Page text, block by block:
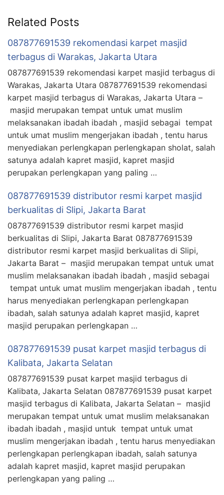
Related Posts
087877691539 rekomendasi karpet masjid
terbagus di Warakas, Jakarta Utara
087877691539 rekomendasi karpet masjid terbagus di
Warakas, Jakarta Utara 087877691539 rekomendasi
karpet masjid terbagus di Warakas, Jakarta Utara –
masjid merupakan tempat untuk umat muslim
melaksanakan ibadah ibadah , masjid sebagai tempat
untuk umat muslim mengerjakan ibadah , tentu harus
menyediakan perlengkapan perlengkapan sholat, salah
satunya adalah kapret masjid, kapret masjid
perupakan perlengkapan yang paling …
087877691539 distributor resmi karpet masjid
berkualitas di Slipi, Jakarta Barat
087877691539 distributor resmi karpet masjid
berkualitas di Slipi, Jakarta Barat 087877691539
distributor resmi karpet masjid berkualitas di Slipi,
Jakarta Barat – masjid merupakan tempat untuk umat
muslim melaksanakan ibadah ibadah , masjid sebagai
tempat untuk umat muslim mengerjakan ibadah , tentu
harus menyediakan perlengkapan perlengkapan
ibadah, salah satunya adalah kapret masjid, kapret
masjid perupakan perlengkapan …
087877691539 pusat karpet masjid terbagus di
Kalibata, Jakarta Selatan
087877691539 pusat karpet masjid terbagus di
Kalibata, Jakarta Selatan 087877691539 pusat karpet
masjid terbagus di Kalibata, Jakarta Selatan – masjid
merupakan tempat untuk umat muslim melaksanakan
ibadah ibadah , masjid untuk tempat untuk umat
muslim mengerjakan ibadah , tentu harus menyediakan
perlengkapan perlengkapan ibadah, salah satunya
adalah kapret masjid, kapret masjid perupakan
perlengkapan yang paling …